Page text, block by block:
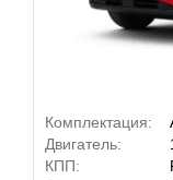
Комплектация:
Двигатель:
КПП: